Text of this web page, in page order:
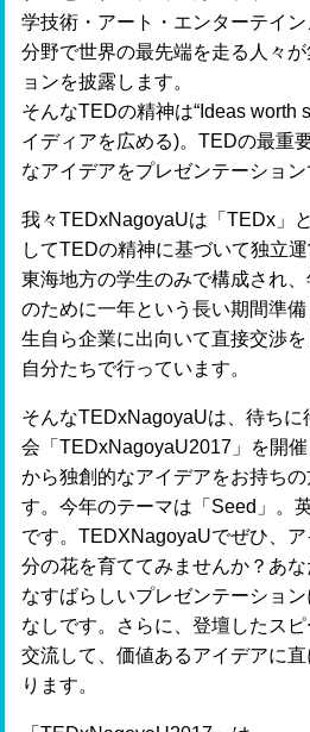
学技術・アート・エンターテイ
分野で世界の最先端を走る人々
ョンを披露します。
そんなTEDの精神は“Ideas worth
イディアを広める)。TEDの最重
なアイデアをプレゼンテーション
我々TEDxNagoyaUは「TEDx」
してTEDの精神に基づいて独立
東海地方の学生のみで構成され
のために一年という長い期間準
生自ら企業に出向いて直接交渉
自分たちで行っています。
そんなTEDxNagoyaUは、待ちに
会「TEDxNagoyaU2017」を開
から独創的なアイデアをお持ち
す。今年のテーマは「Seed」。
です。TEDXNagoyaUでぜひ、
分の花を育ててみませんか？あ
なすばらしいプレゼンテーショ
なしです。さらに、登壇したス
交流して、価値あるアイデアに
ります。